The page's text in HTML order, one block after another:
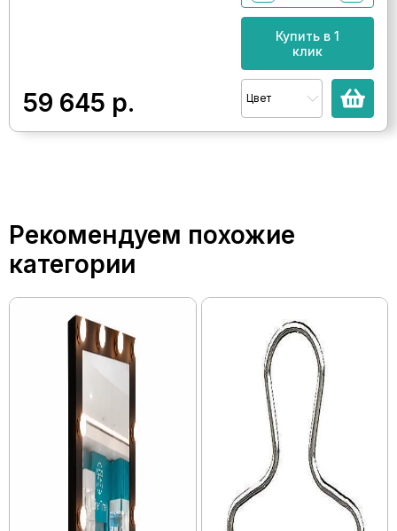
59 645 р.
Купить в 1
клик
Цвет
Рекомендуем похожие
категории